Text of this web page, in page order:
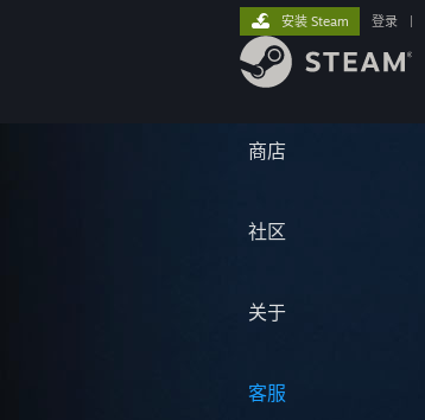
商店
社区
关于
客服
安装 Steam 登录